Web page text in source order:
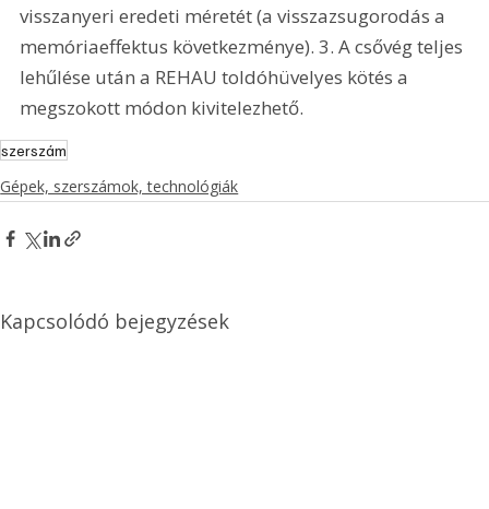
visszanyeri eredeti méretét (a visszazsugorodás a
memóriaeffektus következménye). 3. A csővég teljes
lehűlése után a REHAU toldóhüvelyes kötés a
megszokott módon kivitelezhető.
szerszám
Gépek, szerszámok, technológiák
Kapcsolódó bejegyzések